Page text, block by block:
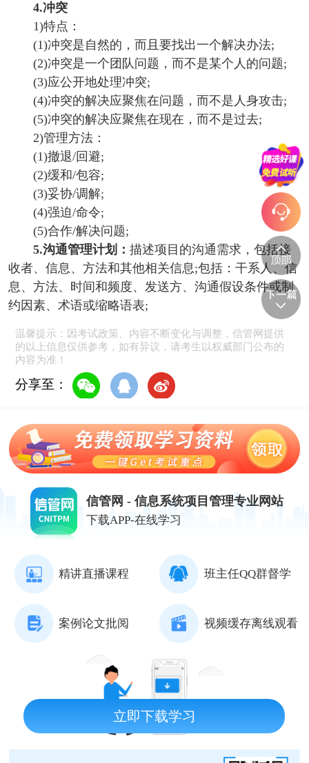
4.冲突
1)特点：
(1)冲突是自然的，而且要找出一个解决办法;
(2)冲突是一个团队问题，而不是某个人的问题;
(3)应公开地处理冲突;
(4)冲突的解决应聚焦在问题，而不是人身攻击;
(5)冲突的解决应聚焦在现在，而不是过去;
2)管理方法：
(1)撤退/回避;
(2)缓和/包容;
(3)妥协/调解;
(4)强迫/命令;
(5)合作/解决问题;
5.沟通管理计划： 描述项目的沟通需求，包括接
收者、信息、方法和其他相关信息;包括：干系人、信
息、方法、时间和频度、发送方、沟通假设条件或制
约因素、术语或缩略语表;
温馨提示：因考试政策、内容不断变化与调整，信管网提供
的以上信息仅供参考，如有异议，请考生以权威部门公布的
内容为准！
分享至：
信管网 - 信息系统项目管理专业网站
下载APP-在线学习
精讲直播课程 班主任QQ群督学
案例论文批阅 视频缓存离线观看
立即下载学习